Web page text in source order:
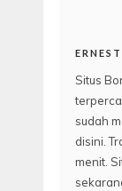
Situs
sudah
disini.
menit.